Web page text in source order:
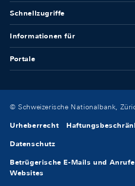
Schnellzugriffe
Informationen für
Portale
© Schweizerische Nationalbank,
Urheberrecht
Datenschutz
Betrügerische E-Mails und
Websites